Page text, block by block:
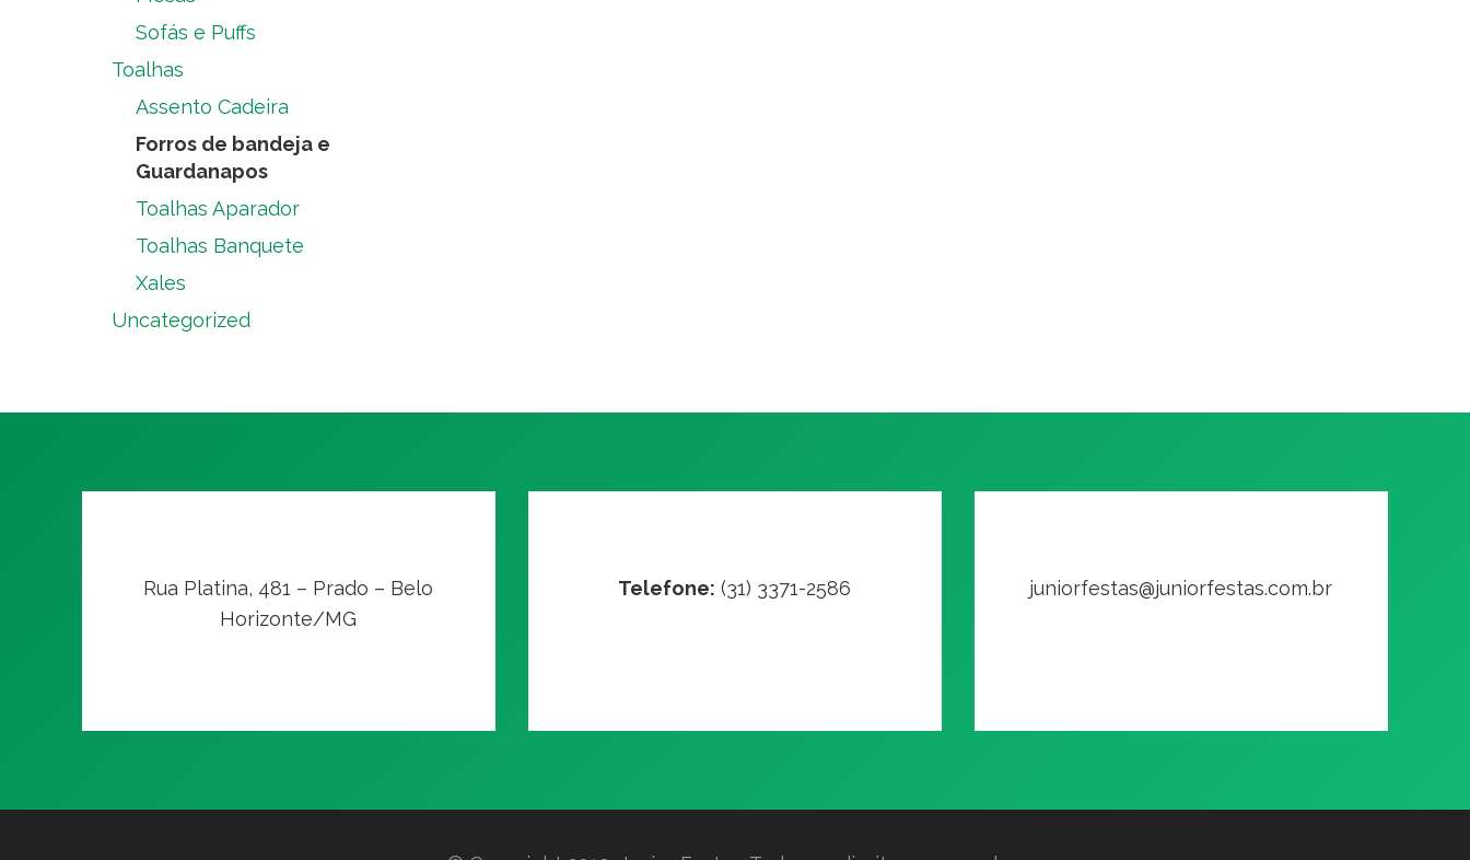
Sofás e Puffs
Toalhas
Assento Cadeira
Forros de bandeja e
Guardanapos
Toalhas Aparador
Toalhas Banquete
Xales
Uncategorized
Rua Platina, 481 – Prado – Belo
Horizonte/MG
Telefone: (31) 3371-2586 juniorfestas@juniorfestas.com.br